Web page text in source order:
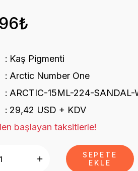
Kaş Pigmenti
Arctic Number One
ARCTIC-15ML-224-SANDAL-
29,42 USD + KDV
başlayan taksitlerle!
SEPETE
EKLE